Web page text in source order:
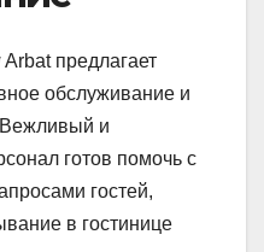
предлагает
обслуживание и
Вежливый и
готов помочь с
гостей,
в гостинице